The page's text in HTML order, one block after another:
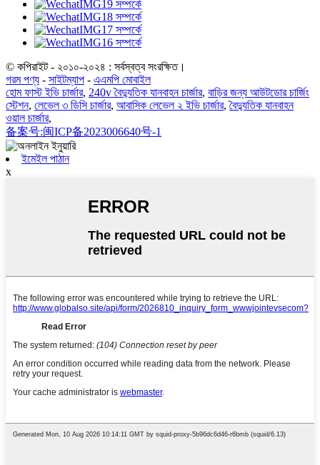
© কপিরাইট - ২০১০-২০২৪ : সর্বস্বত্ব সংরক্ষিত।
গরম পণ্য - সাইটম্যাপ - এএমপি মোবাইল
হোম ফাস্ট ইভি চার্জার, 240v বৈদ্যুতিক যানবাহন চার্জার, বাড়ির জন্য আউটডোর চার্জিং
স্টেশন, লেভেল ৩ ডিসি চার্জার, আবাসিক লেভেল ২ ইভি চার্জার,বৈদ্যুতিক যানবাহন
ওয়াল চার্জার,
备案号:闽ICP备2023006640号-1
ইমেইল পাঠান
x